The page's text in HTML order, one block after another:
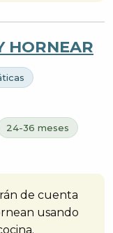
HORNEAR
24-36 meses
de cuenta
usando